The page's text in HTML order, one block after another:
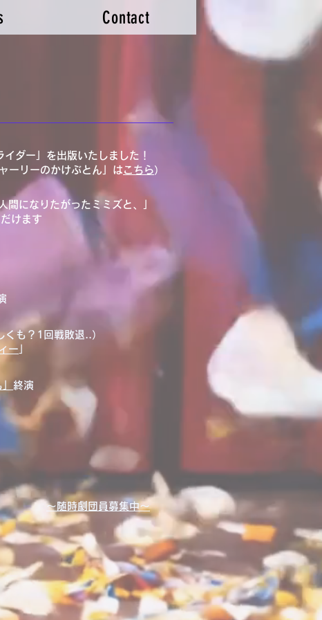
Contact
ダー」を出版いたしました！
ーリーのかけぶとん」は こちら）
間になりたがったミミズと、」
けます
も？1回戦敗退..）
ー
終演
～​随時劇団員募集中～